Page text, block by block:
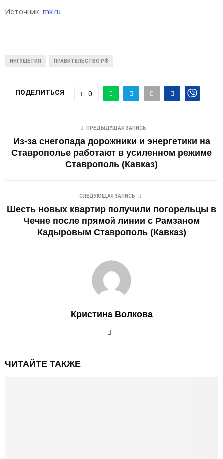
Источник: mk.ru
ИНГУШЕТИЯ ПРАВИТЕЛЬСТВО РФ
ПОДЕЛИТЬСЯ 0
ПРЕДЫДУЩАЯ ЗАПИСЬ
Из-за снегопада дорожники и энергетики на
Ставрополье работают в усиленном режиме
Ставрополь (Кавказ)
СЛЕДУЮЩАЯ ЗАПИСЬ
Шесть новых квартир получили погорельцы в
Чечне после прямой линии с Рамзаном
Кадыровым Ставрополь (Кавказ)
Кристина Волкова
ЧИТАЙТЕ ТАКЖЕ